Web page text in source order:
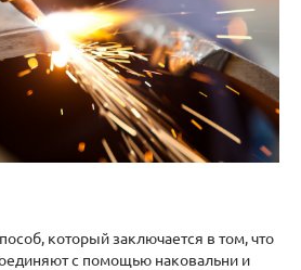
который заключается в том, что
с помощью наковальни и